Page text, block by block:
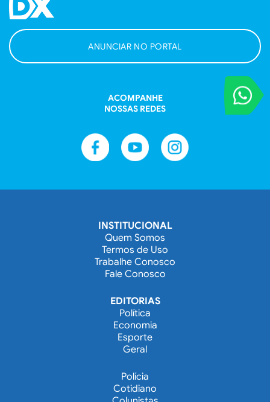
VOCÊ
Entre em
ANUNCIAR NO PORTAL
ACOMPANHE
NOSSAS REDES
INSTITUCIONAL
Quem Somos
Termos de Uso
Trabalhe Conosco
Fale Conosco
EDITORIAS
Política
Economia
Esporte
Geral
Polícia
Cotidiano